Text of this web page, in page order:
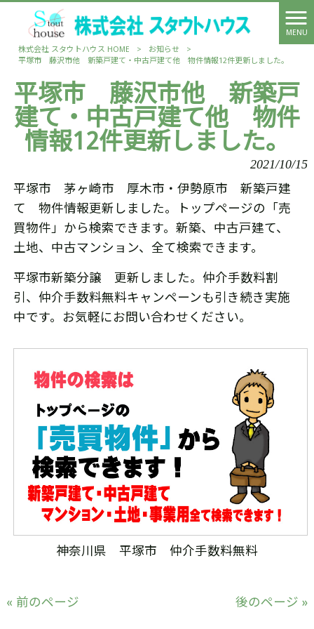
MENU
株式会社 スタウトハウス HOME
> お知らせ
>
平塚市 藤沢市他 新築戸建て・中古戸建て他 物件情報12件更新しました。
平塚市 藤沢市他 新築戸
建て・中古戸建て他 物件
情報12件更新しました。
2021/10/15
平塚市 茅ヶ崎市 厚木市・伊勢原市 新築戸建
て 物件情報更新しました。トップページの「売
買物件」から検索できます。新築、中古戸建て、
土地、中古マンション、全て検索できます。
平塚市新築分譲 更新しました。仲介手数料割
引、仲介手数料無料キャンペーンも引き続き実施
中です。お気軽にお問い合わせください。
神奈川県 平塚市 仲介手数料無料
« 前のページ 後のページ »